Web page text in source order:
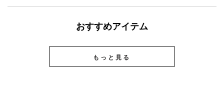
おすすめアイテム
もっと見る